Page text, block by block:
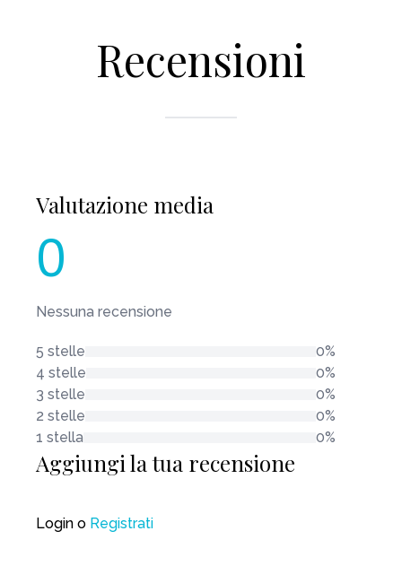
Recensioni
Valutazione media
0
Nessuna recensione
5 stelle
0%
4 stelle
0%
3 stelle
0%
2 stelle
0%
1 stella
0%
Aggiungi la tua recensione
Login o Registrati